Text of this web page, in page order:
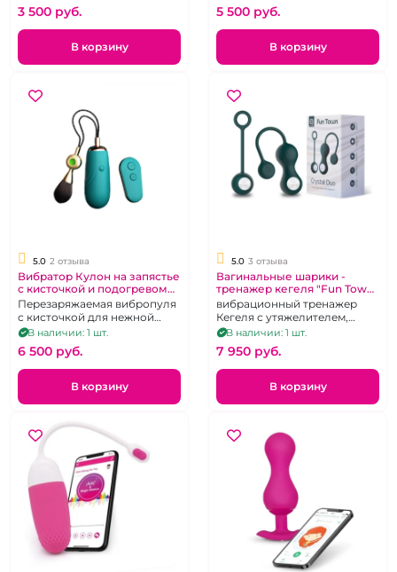
3 500 pуб.
В корзину
5 500 pуб.
В корзину
5.0 2 отзыва
Вибратор Кулон на запястье
с кисточкой и подогревом
на дистанционном
управлении "We Love"
Перезаряжаемая вибропуля
с кисточкой для нежной
стимуляции и функцией
подогрева. Дистанционное
управление.
В наличии: 1 шт.
6 500 pуб.
В корзину
5.0 3 отзыва
Вагинальные шарики -
тренажер кегеля "Fun Town"
Crystal Duo
вибрационный тренажер
Кегеля с утяжелителем,
одинарный шарик в
комплекте, темно-зеленый,
перезаряжаемый
В наличии: 1 шт.
7 950 pуб.
В корзину